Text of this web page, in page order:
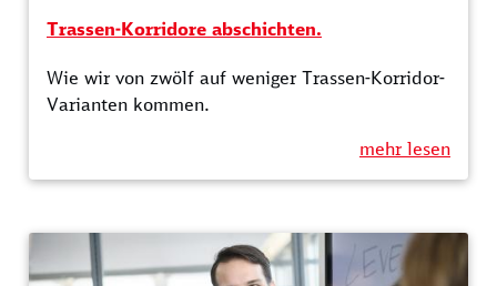
Trassen-Korridore abschichten.
Wie wir von zwölf auf weniger Trassen-Korridor-
Varianten kommen.
mehr lesen